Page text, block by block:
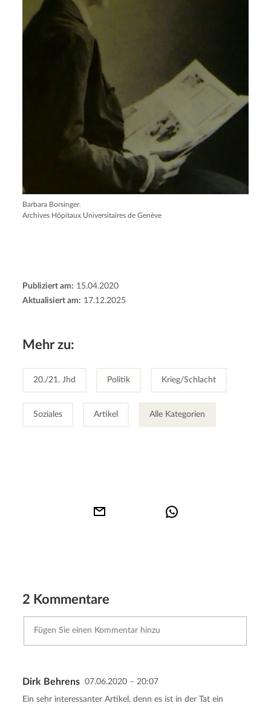
Barbara Borsinger.
Archives Hôpitaux Universitaires de Genève
Publiziert am: 15.04.2020
Aktualisiert am: 17.12.2025
Mehr zu:
20./21. Jhd Politik Krieg/Schlacht
Soziales Artikel Alle Kategorien
2 Kommentare
Abbrechen Kommentar senden
Dirk Behrens 07.06.2020 – 20:07
Ein sehr interessanter Artikel, denn es ist in der Tat ein